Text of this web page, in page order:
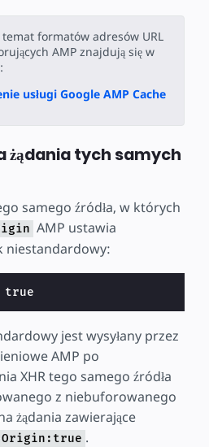
formatów adresów URL
AMP znajdują się w
usługi Google AMP Cache
żądania tych samych
samego źródła, w których
AMP ustawia
niestandardowy:
jest wysyłany przez
AMP po
XHR tego samego źródła
z niebuforowanego
żądania zawierające
Origin:true .